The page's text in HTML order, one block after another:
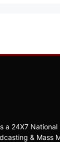
a 24X7 National
& Mass